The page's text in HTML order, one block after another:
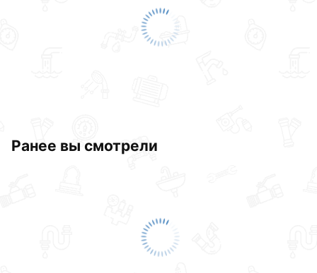
Ранее вы смотрели